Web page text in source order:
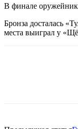
В финале
Бронза досталась
места выиграл у